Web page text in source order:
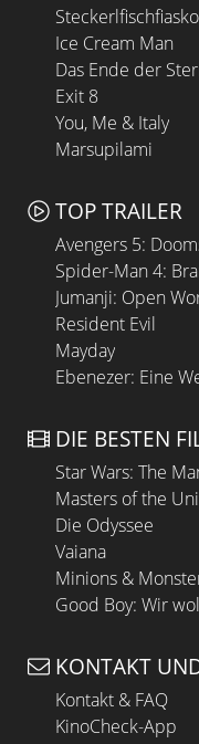
Steckerlfischfiasko
Ice Cream Man
Das Ende der
Exit 8
You, Me & Italy
Marsupilami
TOP TRAILER
Avengers 5:
Spider-Man 4:
Jumanji: Open
Resident Evil
Mayday
Ebenezer: Eine
DIE BESTEN
Star Wars: The
Masters of the
Die Odyssee
Vaiana
Minions &
Good Boy: Wir
KONTAKT
Kontakt & FAQ
KinoCheck-App